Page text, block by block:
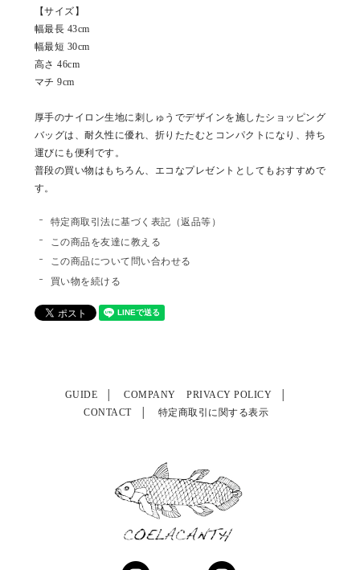
【サイズ】
幅最長 43cm
幅最短 30cm
高さ 46cm
マチ 9cm
厚手のナイロン生地に刺しゅうでデザインを施したショッピング
バッグは、耐久性に優れ、折りたたむとコンパクトになり、持ち
運びにも便利です。
普段の買い物はもちろん、エコなプレゼントとしてもおすすめで
す。
特定商取引法に基づく表記（返品等）
この商品を友達に教える
この商品について問い合わせる
買い物を続ける
GUIDE COMPANY
PRIVACY POLICY
CONTACT
特定商取引に関する表示